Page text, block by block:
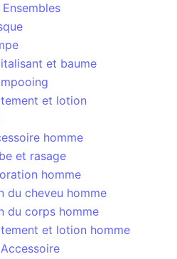
Ensembles
et baume
et lotion
homme
et rasage
homme
du cheveu homme
du corps homme
et lotion homme